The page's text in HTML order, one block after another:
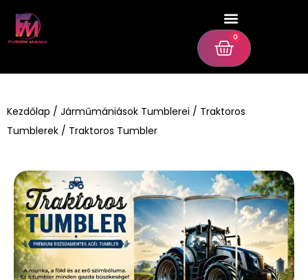
0
Kezdőlap / Járműmániások Tumblerei / Traktoros
Tumblerek / Traktoros Tumbler